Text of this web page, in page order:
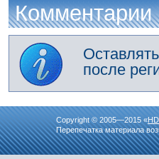
Комментарии
после
Copyright © 2005—2015 «
Перепечатка материала